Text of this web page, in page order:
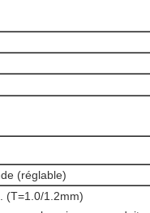
(réglable)
(T=1.0/1.2mm)